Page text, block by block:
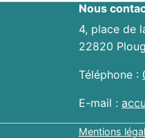
les
Nous
4, place de
22820
Téléphone :
E-mail :
Mentions